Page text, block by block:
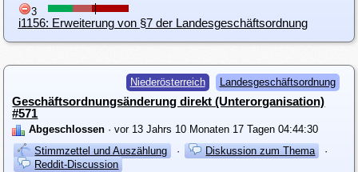
3
i1156: Erweiterung von §7 der Landesgeschäftsordnung
Niederösterreich Landesgeschäftsordnung
Geschäftsordnungsänderung direkt (Unterorganisation)
#571
Abgeschlossen · vor 13 Jahrs 10 Monaten 17 Tagen 04:44:30
Stimmzettel und Auszählung
· Diskussion zum Thema
·
Reddit-Discussion